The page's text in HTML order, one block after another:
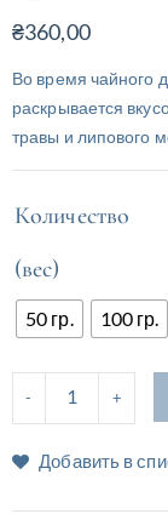
₴360,00
Во время чайного
раскрывается
травы и липового
Количество
(вес)
50 гр. 100 гр.
Добавить в